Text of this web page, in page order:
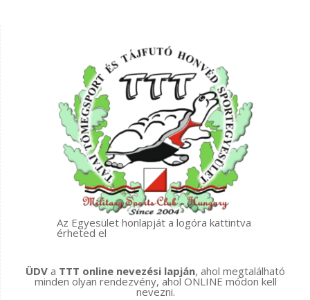
Az Egyesület honlapját a logóra kattintva
érheted el
ÜDV a TTT online nevezési lapján, ahol megtalálható
minden olyan rendezvény, ahol ONLINE módon kell
nevezni.